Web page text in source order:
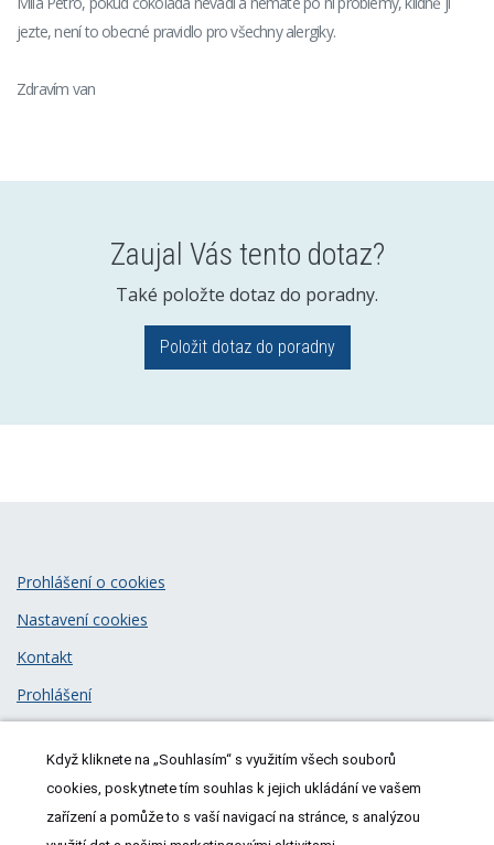
jezte, není to obecné pravidlo pro všechny alergiky.
Zdravím van
Zaujal Vás tento dotaz?
Také položte dotaz do poradny.
Položit dotaz do poradny
© 2026MeDitorial| ISSN 1805-3408
Prohlášení o cookies
Nastavení cookies
Kontakt
Prohlášení
Když kliknete na „Souhlasím“ s využitím všech souborů
cookies, poskytnete tím souhlas k jejich ukládání ve vašem
zařízení a pomůže to s vaší navigací na stránce, s analýzou